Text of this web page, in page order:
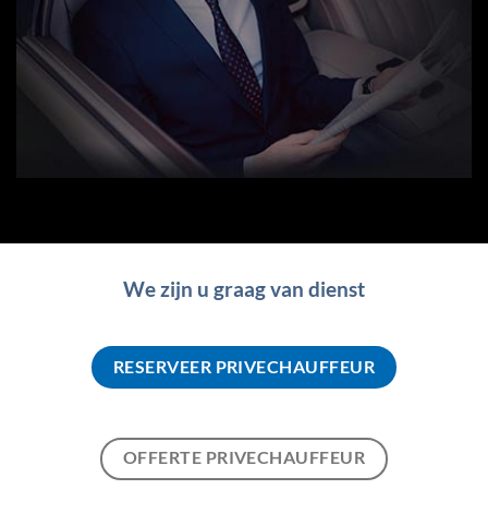
We zijn u graag van dienst
RESERVEER PRIVECHAUFFEUR
OFFERTE PRIVECHAUFFEUR